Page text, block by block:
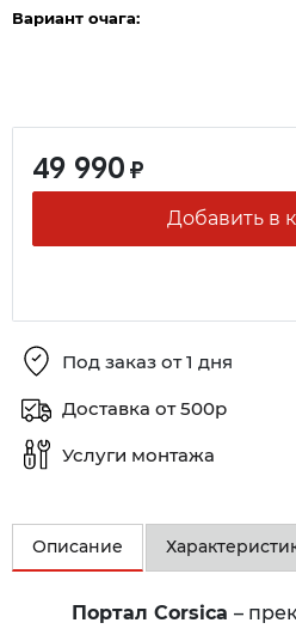
Вариант очага:
49 990 ₽
Добавить в
Под заказ от 1 дня
Доставка от 500р
Услуги монтажа
Описание
Портал Corsica –